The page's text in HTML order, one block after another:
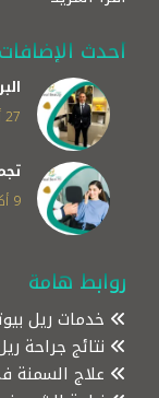
أحدث الإضافات
27 أبريل، 2023
9 أكتوبر، 2021
روابط هامة
خدمات ريل
نتائج جراحة
علاج السمنة